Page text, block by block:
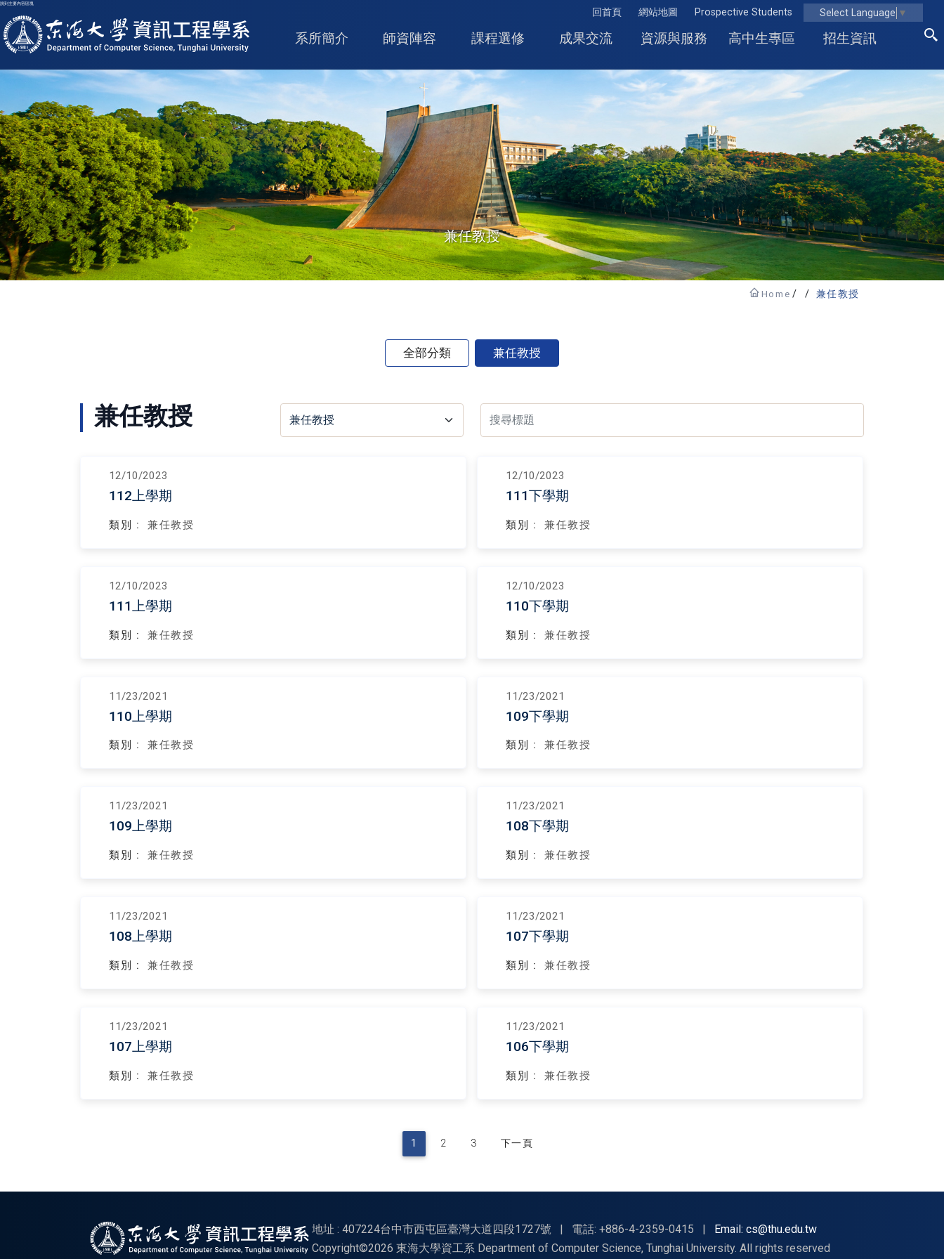
跳到主要內容區塊
回首頁 網站地圖 Prospective Students Select Language ▼
東海大學logo
系所簡介 師資陣容 課程選修 成果交流 資源與服務 高中生專區 招生資訊
兼任教授
Home 兼任教授
全部分類 兼任教授
兼任教授
12/10/2023
112上學期
類別 : 兼任教授
12/10/2023
111下學期
類別 : 兼任教授
12/10/2023
111上學期
類別 : 兼任教授
12/10/2023
110下學期
類別 : 兼任教授
11/23/2021
110上學期
類別 : 兼任教授
11/23/2021
109下學期
類別 : 兼任教授
11/23/2021
109上學期
類別 : 兼任教授
11/23/2021
108下學期
類別 : 兼任教授
11/23/2021
108上學期
類別 : 兼任教授
11/23/2021
107下學期
類別 : 兼任教授
11/23/2021
107上學期
類別 : 兼任教授
11/23/2021
106下學期
類別 : 兼任教授
1 2 3 下一頁
地址 : 407224台中市西屯區臺灣大道四段1727號 | 電話: +886-4-2359-0415 |
Email: cs@thu.edu.tw
Copyright©2026 東海大學資工系 Department of Computer Science, Tunghai University. All rights reserved